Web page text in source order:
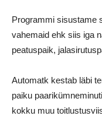
Programmi sisustame
vahemaid ehk siis iga
peatuspaik,
Automatk kestab läbi
paiku
kokku muu